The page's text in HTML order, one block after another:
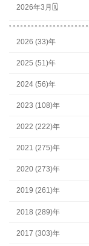
2026年3月🗓
2026 (33)年
2025 (51)年
2024 (56)年
2023 (108)年
2022 (222)年
2021 (275)年
2020 (273)年
2019 (261)年
2018 (289)年
2017 (303)年